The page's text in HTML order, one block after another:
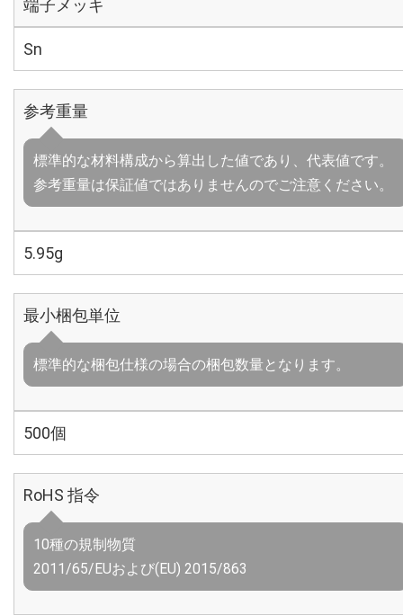
端子メッキ
Sn
参考重量
標準的な材料構成から算出した値であり、代表値です。
参考重量は保証値ではありませんのでご注意ください。
5.95g
最小梱包単位
標準的な梱包仕様の場合の梱包数量となります。
500個
RoHS 指令
10種の規制物質
2011/65/EUおよび(EU) 2015/863